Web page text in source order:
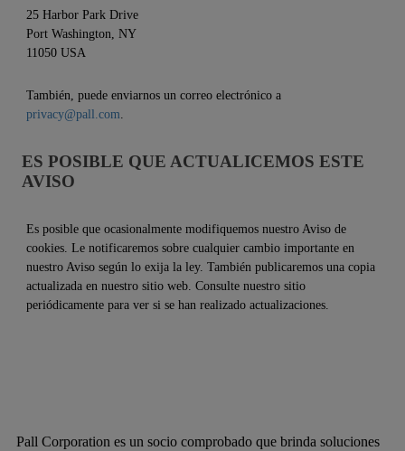
25 Harbor Park Drive
Port Washington, NY
11050 USA
También, puede enviarnos un correo electrónico a
privacy@pall.com.
ES POSIBLE QUE ACTUALICEMOS ESTE
AVISO
Es posible que ocasionalmente modifiquemos nuestro Aviso de
cookies. Le notificaremos sobre cualquier cambio importante en
nuestro Aviso según lo exija la ley. También publicaremos una copia
actualizada en nuestro sitio web. Consulte nuestro sitio
periódicamente para ver si se han realizado actualizaciones.
Pall Corporation es un socio comprobado que brinda soluciones